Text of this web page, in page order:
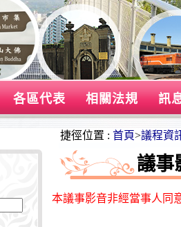
各區代表 相關法規 訊
捷徑位置 : 首頁>議程資
議事
本議事影音非經當事人同